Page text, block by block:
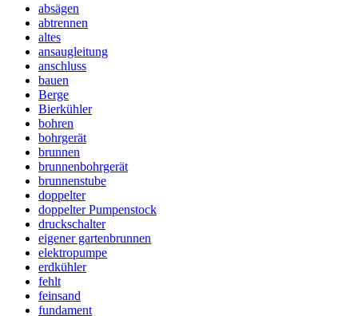
absägen
abtrennen
altes
ansaugleitung
anschluss
bauen
Berge
Bierkühler
bohren
bohrgerät
brunnen
brunnenbohrgerät
brunnenstube
doppelter
doppelter Pumpenstock
druckschalter
eigener gartenbrunnen
elektropumpe
erdkühler
fehlt
feinsand
fundament